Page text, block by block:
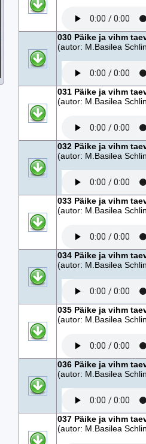
030 Päike ja vihm
(autor: M.Basilea
031 Päike ja vihm
(autor: M.Basilea
032 Päike ja vihm
(autor: M.Basilea
033 Päike ja vihm
(autor: M.Basilea
034 Päike ja vihm
(autor: M.Basilea
035 Päike ja vihm
(autor: M.Basilea
036 Päike ja vihm
(autor: M.Basilea
037 Päike ja vihm
(autor: M.Basilea